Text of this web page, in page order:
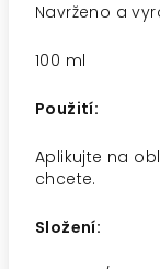
Navrženo a
100 ml
Použití:
Aplikujte na
chcete.
Složení: